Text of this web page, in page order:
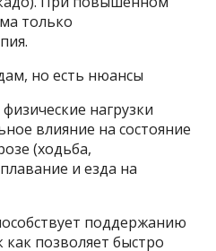
только
но есть нюансы
нагрузки
влияние на состояние
(ходьба,
и езда на
поддержанию
позволяет быстро